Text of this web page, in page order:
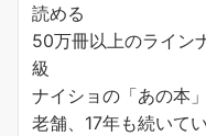
読める
50万冊以上のライン
級
ナイショの「あの本
老舗、17年も続いて